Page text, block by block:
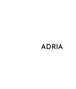
ADRIA